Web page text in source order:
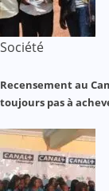
Société
Recensement au
toujours pas à